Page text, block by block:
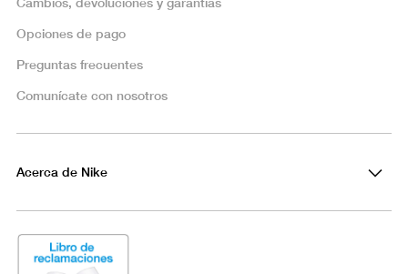
Opciones de pago
Preguntas frecuentes
Comunícate con nosotros
Acerca de Nike